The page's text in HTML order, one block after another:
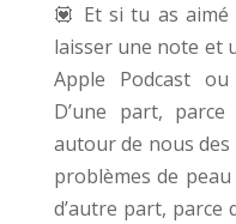
💟 Et si tu as aimé
laisser une note et
Apple Podcast
D’une part,
autour de nous
problèmes de
d’autre part, parce